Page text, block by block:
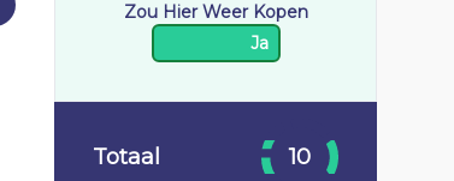
Zou Hier Weer Kopen
Ja
Totaal 10